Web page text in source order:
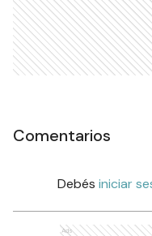
Comentarios
Debés iniciar
Ads